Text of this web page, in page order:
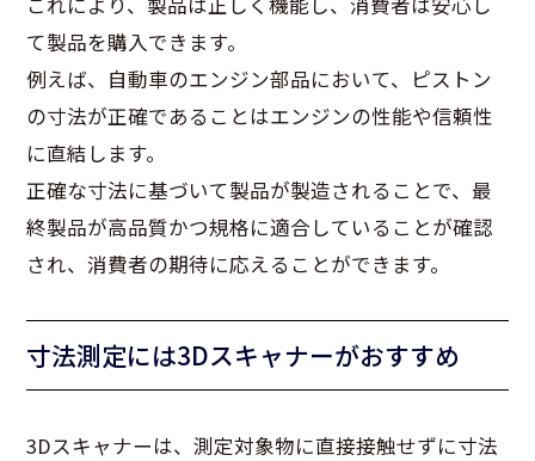
て製品を購入できます。
例えば、自動車のエンジン部品において、ピストン
の寸法が正確であることはエンジンの性能や信頼性
に直結します。
正確な寸法に基づいて製品が製造されることで、最
終製品が高品質かつ規格に適合していることが確認
され、消費者の期待に応えることができます。
寸法測定には3Dスキャナーがおすすめ
3Dスキャナーは、測定対象物に直接接触せずに寸法